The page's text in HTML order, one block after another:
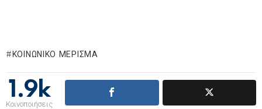
ΚΟΙΝΩΝΙΚΌ ΜΈΡΙΣΜΑ
1.9k
Κοινοποιήσεις